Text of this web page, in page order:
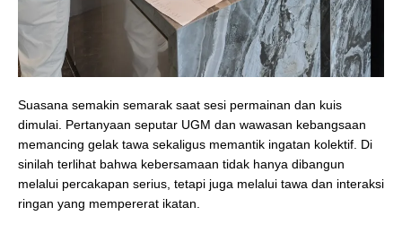
Suasana semakin semarak saat sesi permainan dan kuis
dimulai. Pertanyaan seputar UGM dan wawasan kebangsaan
memancing gelak tawa sekaligus memantik ingatan kolektif. Di
sinilah terlihat bahwa kebersamaan tidak hanya dibangun
melalui percakapan serius, tetapi juga melalui tawa dan interaksi
ringan yang mempererat ikatan.